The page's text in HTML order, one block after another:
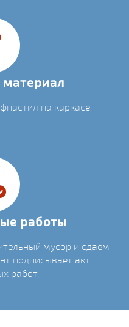
на каркасе.
работы
мусор и сдаем
подписывает акт
работ.